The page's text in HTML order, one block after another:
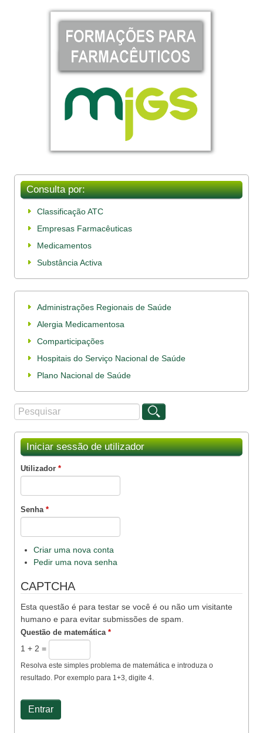
Consulta por:
Classificação ATC
Empresas Farmacêuticas
Medicamentos
Substância Activa
Administrações Regionais de Saúde
Alergia Medicamentosa
Comparticipações
Hospitais do Serviço Nacional de Saúde
Plano Nacional de Saúde
Formulário de procura
Procurar
Iniciar sessão de utilizador
Utilizador *
Senha *
Criar uma nova conta
Pedir uma nova senha
CAPTCHA
Esta questão é para testar se você é ou não um visitante
humano e para evitar submissões de spam.
Questão de matemática *
1 + 2 =
Resolva este simples problema de matemática e introduza o
resultado. Por exemplo para 1+3, digite 4.